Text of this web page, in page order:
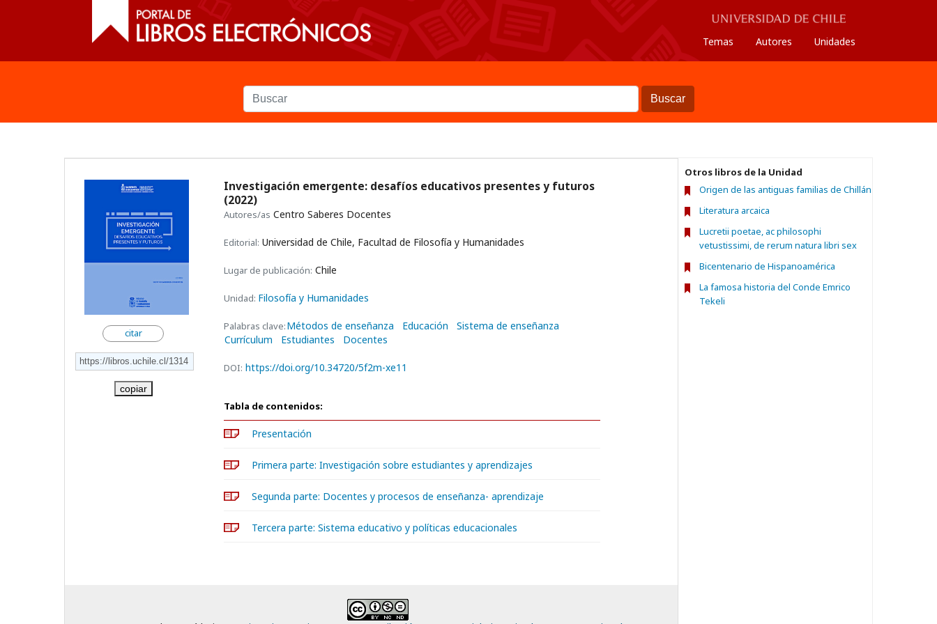
Temas Autores Unidades
Buscar
citar
copiar
Investigación emergente: desafíos educativos presentes y futuros
(2022)
Autores/as Centro Saberes Docentes
Editorial: Universidad de Chile, Facultad de Filosofía y Humanidades
Lugar de publicación: Chile
Unidad: Filosofía y Humanidades
Palabras clave:Métodos de enseñanza Educación
Sistema de enseñanza
Currículum
Estudiantes Docentes
DOI: https://doi.org/10.34720/5f2m-xe11
Tabla de contenidos:
Presentación
Primera parte: Investigación sobre estudiantes y aprendizajes
Segunda parte: Docentes y procesos de enseñanza- aprendizaje
Tercera parte: Sistema educativo y políticas educacionales
Otros libros de la Unidad
Origen de las antiguas familias de Chillán
Literatura arcaica
Lucretii poetae, ac philosophi
vetustissimi, de rerum natura libri sex
Bicentenario de Hispanoamérica
La famosa historia del Conde Emrico
Tekeli